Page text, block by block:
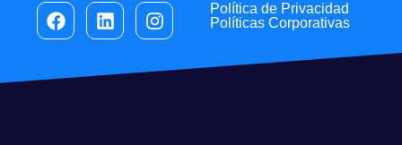
Política de Privacidad
Políticas Corporativas